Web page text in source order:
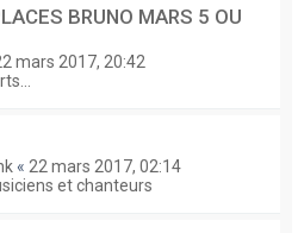
BRUNO MARS 5 OU
mars 2017, 20:42
« 22 mars 2017, 02:14
et chanteurs